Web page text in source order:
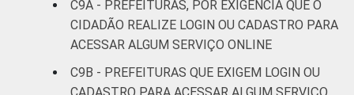
C9A - PREFEITURAS, POR EXIGÊNCIA QUE O
CIDADÃO REALIZE LOGIN OU CADASTRO PARA
ACESSAR ALGUM SERVIÇO ONLINE
C9B - PREFEITURAS QUE EXIGEM LOGIN OU